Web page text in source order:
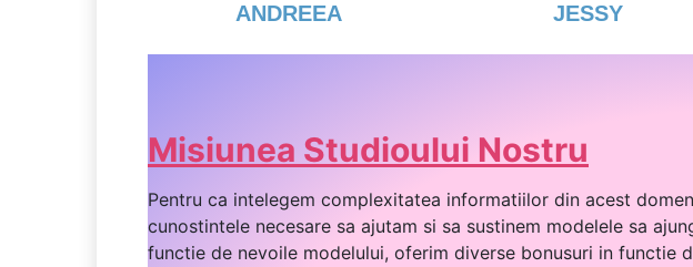
ANDREEA JESSY
Misiunea Studioului Nostru
Pentru ca intelegem complexitatea informatiilor din acest
cunostintele necesare sa ajutam si sa sustinem modelele sa
functie de nevoile modelului, oferim diverse bonusuri in functie